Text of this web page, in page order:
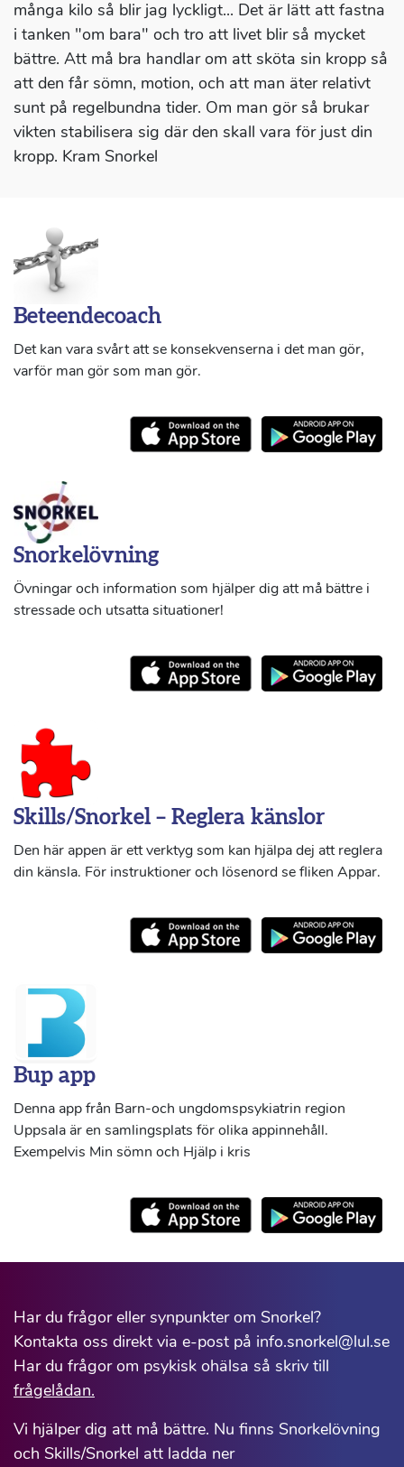
många kilo så blir jag lyckligt... Det är lätt att fastna
i tanken "om bara" och tro att livet blir så mycket
bättre. Att må bra handlar om att sköta sin kropp så
att den får sömn, motion, och att man äter relativt
sunt på regelbundna tider. Om man gör så brukar
vikten stabilisera sig där den skall vara för just din
kropp. Kram Snorkel
Beteendecoach
Det kan vara svårt att se konsekvenserna i det man gör,
varför man gör som man gör.
Snorkelövning
Övningar och information som hjälper dig att må bättre i
stressade och utsatta situationer!
Skills/Snorkel – Reglera känslor
Den här appen är ett verktyg som kan hjälpa dej att reglera
din känsla. För instruktioner och lösenord se fliken Appar.
Bup app
Denna app från Barn-och ungdomspsykiatrin region
Uppsala är en samlingsplats för olika appinnehåll.
Exempelvis Min sömn och Hjälp i kris
Har du frågor eller synpunkter om Snorkel?
Kontakta oss direkt via e-post på info.snorkel@lul.se
Har du frågor om psykisk ohälsa så skriv till
frågelådan.
Vi hjälper dig att må bättre. Nu finns Snorkelövning
och Skills/Snorkel att ladda ner